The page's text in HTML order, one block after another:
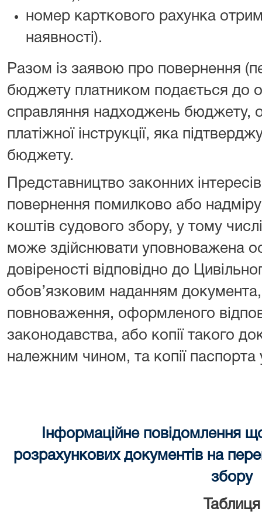
номер карткового рахунка
наявності).
Разом із заявою про повернення
бюджету платником подається до
справляння надходжень бюджету,
платіжної інструкції, яка
бюджету.
Представництво законних
повернення помилково або
коштів судового збору, у тому
може здійснювати уповноважена
довіреності відповідно до
обов’язковим наданням документа,
повноваження, оформленого
законодавства, або копії такого
належним чином, та копії
Інформаційне повідомлення
розрахункових документів на
збору
Таблиця